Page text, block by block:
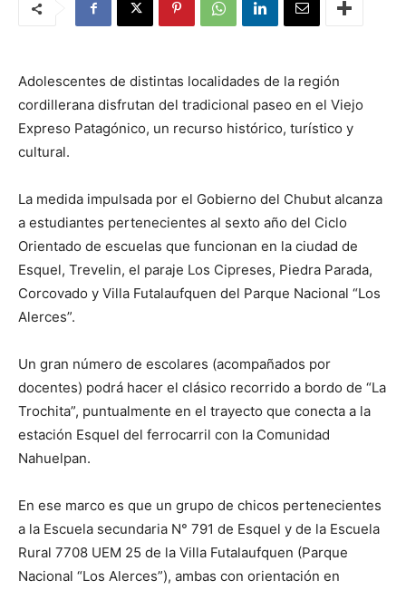
Adolescentes de distintas localidades de la región
cordillerana disfrutan del tradicional paseo en el Viejo
Expreso Patagónico, un recurso histórico, turístico y
cultural.
La medida impulsada por el Gobierno del Chubut alcanza
a estudiantes pertenecientes al sexto año del Ciclo
Orientado de escuelas que funcionan en la ciudad de
Esquel, Trevelin, el paraje Los Cipreses, Piedra Parada,
Corcovado y Villa Futalaufquen del Parque Nacional “Los
Alerces”.
Un gran número de escolares (acompañados por
docentes) podrá hacer el clásico recorrido a bordo de “La
Trochita”, puntualmente en el trayecto que conecta a la
estación Esquel del ferrocarril con la Comunidad
Nahuelpan.
En ese marco es que un grupo de chicos pertenecientes
a la Escuela secundaria N° 791 de Esquel y de la Escuela
Rural 7708 UEM 25 de la Villa Futalaufquen (Parque
Nacional “Los Alerces”), ambas con orientación en